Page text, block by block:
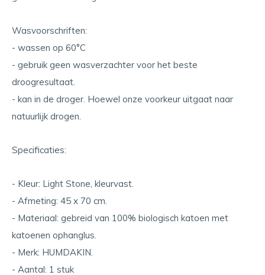
Wasvoorschriften:
- wassen op 60°C
- gebruik geen wasverzachter voor het beste
droogresultaat.
- kan in de droger. Hoewel onze voorkeur uitgaat naar
natuurlijk drogen.
Specificaties:
- Kleur: Light Stone, kleurvast.
- Afmeting: 45 x 70 cm.
- Materiaal: gebreid van 100% biologisch katoen met
katoenen ophanglus.
- Merk: HUMDAKIN.
- Aantal: 1 stuk